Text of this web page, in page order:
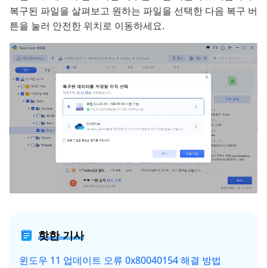
복구된 파일을 살펴보고 원하는 파일을 선택한 다음 복구 버
튼을 눌러 안전한 위치로 이동하세요.
핫한 기사
윈도우 11 업데이트 오류 0x80040154 해결 방법